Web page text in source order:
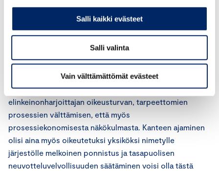
Salli kaikki evästeet
Salli valinta
Vain välttämättömät evästeet
nostaa kanteen.
Neuvotteluvelvollisuuden tasapuolinen säätäminen niin
viranomaisille kuin oikeutetuiksi yksiköiksi nimetyille
järjestöillekin olisi perusteltua sekä
elinkeinonharjoittajan oikeusturvan, tarpeettomien
prosessien välttämisen, että myös
prosessiekonomisesta näkökulmasta. Kanteen ajaminen
olisi aina myös oikeutetuksi yksiköksi nimetylle
järjestölle melkoinen ponnistus ja tasapuolisen
neuvotteluvelvollisuuden säätäminen voisi olla tästä